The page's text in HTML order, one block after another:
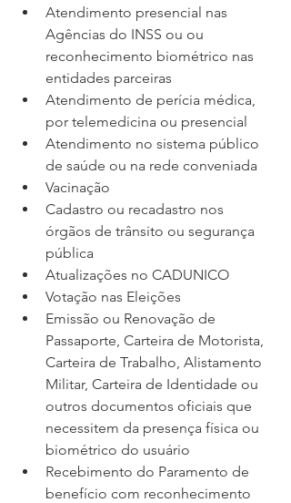
Atendimento presencial nas
Agências do INSS ou ou
reconhecimento biométrico nas
entidades parceiras
Atendimento de perícia médica,
por telemedicina ou presencial
Atendimento no sistema público
de saúde ou na rede conveniada
Vacinação
Cadastro ou recadastro nos
órgãos de trânsito ou segurança
pública
Atualizações no CADUNICO
Votação nas Eleições
Emissão ou Renovação de
Passaporte, Carteira de Motorista,
Carteira de Trabalho, Alistamento
Militar, Carteira de Identidade ou
outros documentos oficiais que
necessitem da presença física ou
biométrico do usuário
Recebimento do Paramento de
benefício com reconhecimento